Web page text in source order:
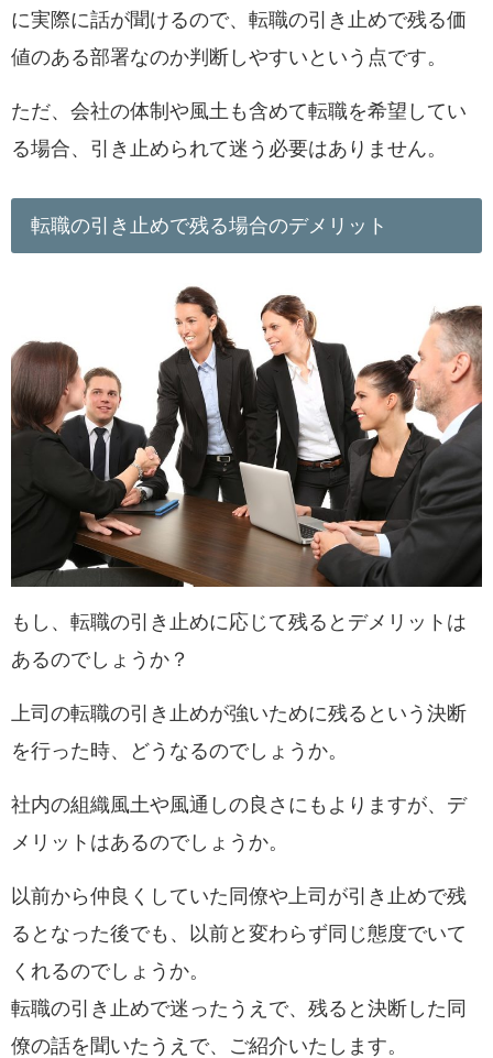
に実際に話が聞けるので、転職の引き止めで残る価
値のある部署なのか判断しやすいという点です。
ただ、 会社の体制や風土も含めて転職を希望してい
る場合、引き止められて迷う必要はありません。
転職の引き止めで残る場合のデメリット
もし、転職の引き止めに応じて残るとデメリットは
あるのでしょうか？
上司の転職の引き止めが強いために残るという決断
を行った時、どうなるのでしょうか。
社内の組織風土や風通しの良さにもよりますが、デ
メリットはあるのでしょうか。
以前から仲良くしていた同僚や上司が引き止めで残
るとなった後でも、以前と変わらず同じ態度でいて
くれるのでしょうか。
転職の引き止めで迷ったうえで、残ると決断した同
僚の話を聞いたうえで、ご紹介いたします。